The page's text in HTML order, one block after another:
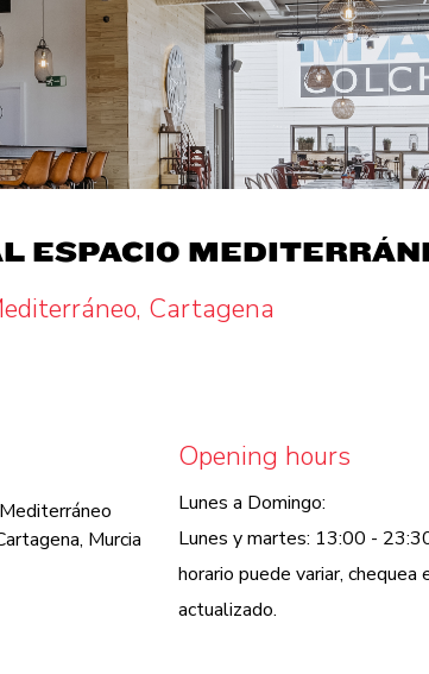
ESPACIO
Cartagena
Murcia
Opening hours
Lunes a Domingo:
Lunes y martes: 13:00 -
horario puede variar,
actualizado.